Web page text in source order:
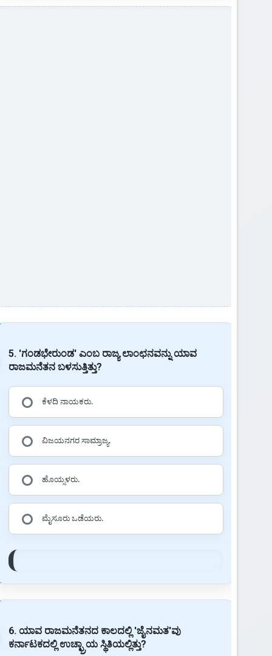
5. 'ಗಂಡಭೇರುಂಡ' ಎಂಬ ರಾಜ್ಯ ಲಾಂಛನವನ್ನು ಯಾವ
ರಾಜಮನೆತನ ಬಳಸುತ್ತಿತ್ತು?
ಕೆಳದಿ ನಾಯಕರು.
ವಿಜಯನಗರ ಸಾಮ್ರಾಜ್ಯ.
ಹೊಯ್ಸಳರು.
ಮೈಸೂರು ಒಡೆಯರು.
6. ಯಾವ ರಾಜಮನೆತನದ ಕಾಲದಲ್ಲಿ 'ಜೈನಮತ'ವು
ಕರ್ನಾಟಕದಲ್ಲಿ ಉಚ್ಛ್ರಾಯ ಸ್ಥಿತಿಯಲ್ಲಿತ್ತು?